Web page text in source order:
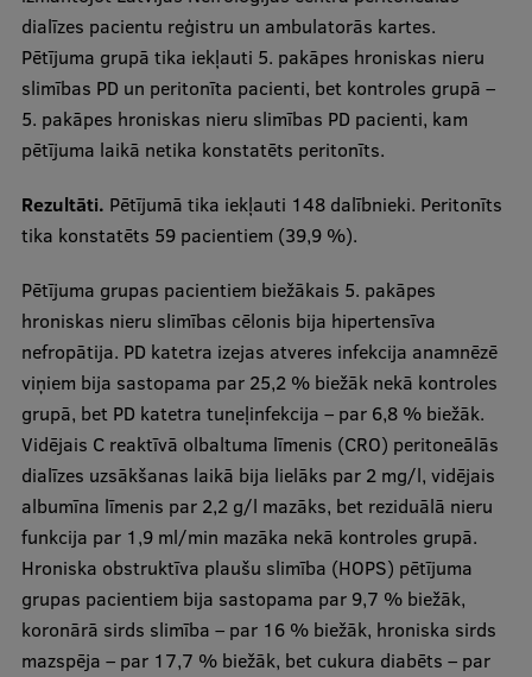
Study and environmental accessibility
Sustainable Development Goals
Performance Data 2025
Lifelong Learning
Ethics and Equity Training
Open University
Latvian Language Courses
Pre-Courses
Professional Development
Centre for Educational Growth
Qualification Conformance Testing
dialīzes pacientu reģistru un ambulatorās kartes.
Pētījuma grupā tika iekļauti 5. pakāpes hroniskas nieru
slimības PD un peritonīta pacienti, bet kontroles grupā –
5. pakāpes hroniskas nieru slimības PD pacienti, kam
pētījuma laikā netika konstatēts peritonīts.
Rezultāti. Pētījumā tika iekļauti 148 dalībnieki. Peritonīts
tika konstatēts 59 pacientiem (39,9 %).
Pētījuma grupas pacientiem biežākais 5. pakāpes
hroniskas nieru slimības cēlonis bija hipertensīva
nefropātija. PD katetra izejas atveres infekcija anamnēzē
viņiem bija sastopama par 25,2 % biežāk nekā kontroles
grupā, bet PD katetra tuneļinfekcija – par 6,8 % biežāk.
Vidējais C reaktīvā olbaltuma līmenis (CRO) peritoneālās
dialīzes uzsākšanas laikā bija lielāks par 2 mg/l, vidējais
albumīna līmenis par 2,2 g/l mazāks, bet reziduālā nieru
funkcija par 1,9 ml/min mazāka nekā kontroles grupā.
Hroniska obstruktīva plaušu slimība (HOPS) pētījuma
grupas pacientiem bija sastopama par 9,7 % biežāk,
koronārā sirds slimība – par 16 % biežāk, hroniska sirds
mazspēja – par 17,7 % biežāk, bet cukura diabēts – par